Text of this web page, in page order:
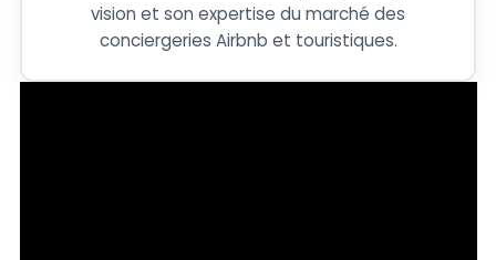
vision et son expertise du marché des
conciergeries Airbnb et touristiques.